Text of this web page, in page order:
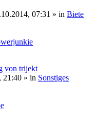
07:31 » in Biete
von trijekt
21:40 » in Sonstiges